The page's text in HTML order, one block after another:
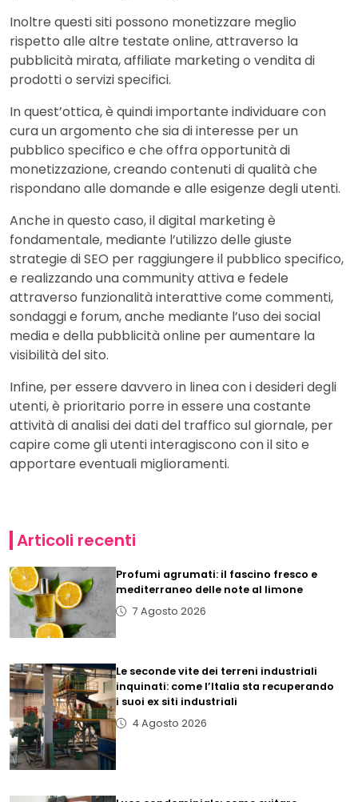
Inoltre questi siti possono monetizzare meglio
rispetto alle altre testate online, attraverso la
pubblicità mirata, affiliate marketing o vendita di
prodotti o servizi specifici.
In quest’ottica, è quindi importante individuare con
cura un argomento che sia di interesse per un
pubblico specifico e che offra opportunità di
monetizzazione, creando contenuti di qualità che
rispondano alle domande e alle esigenze degli utenti.
Anche in questo caso, il digital marketing è
fondamentale, mediante l’utilizzo delle giuste
strategie di SEO per raggiungere il pubblico specifico,
e realizzando una community attiva e fedele
attraverso funzionalità interattive come commenti,
sondaggi e forum, anche mediante l’uso dei social
media e della pubblicità online per aumentare la
visibilità del sito.
Infine, per essere davvero in linea con i desideri degli
utenti, è prioritario porre in essere una costante
attività di analisi dei dati del traffico sul giornale, per
capire come gli utenti interagiscono con il sito e
apportare eventuali miglioramenti.
Articoli recenti
Profumi agrumati: il fascino fresco e
mediterraneo delle note al limone
7 Agosto 2026
Le seconde vite dei terreni industriali
inquinati: come l’Italia sta recuperando
i suoi ex siti industriali
4 Agosto 2026